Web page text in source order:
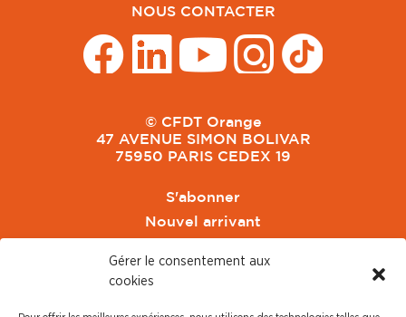
Gérer le consentement aux
cookies
NOUS CONTACTER
© CFDT Orange
47 AVENUE SIMON BOLIVAR
75950 PARIS CEDEX 19
S'abonner
Nouvel arrivant